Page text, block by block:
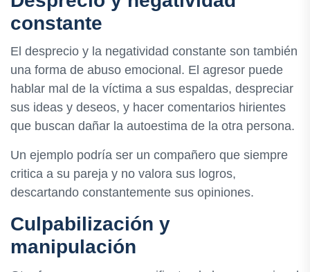
constante
El desprecio y la negatividad constante son también
una forma de abuso emocional. El agresor puede
hablar mal de la víctima a sus espaldas, despreciar
sus ideas y deseos, y hacer comentarios hirientes
que buscan dañar la autoestima de la otra persona.
Un ejemplo podría ser un compañero que siempre
critica a su pareja y no valora sus logros,
descartando constantemente sus opiniones.
Culpabilización y
manipulación